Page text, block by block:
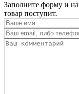
Заполните форму и
товар поступит.